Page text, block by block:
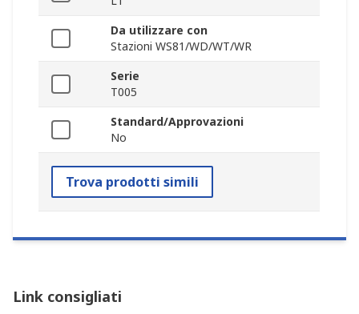
Da utilizzare con
Stazioni WS81/WD/WT/WR
Serie
T005
Standard/Approvazioni
No
Trova prodotti simili
Link consigliati